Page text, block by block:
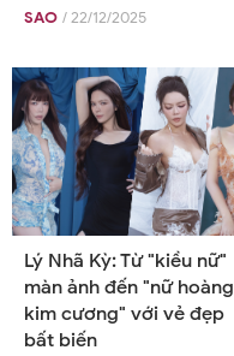
SAO / 22/12/2025
Lý Nhã Kỳ: Từ "kiều nữ"
màn ảnh đến "nữ hoàng
kim cương" với vẻ đẹp
bất biến